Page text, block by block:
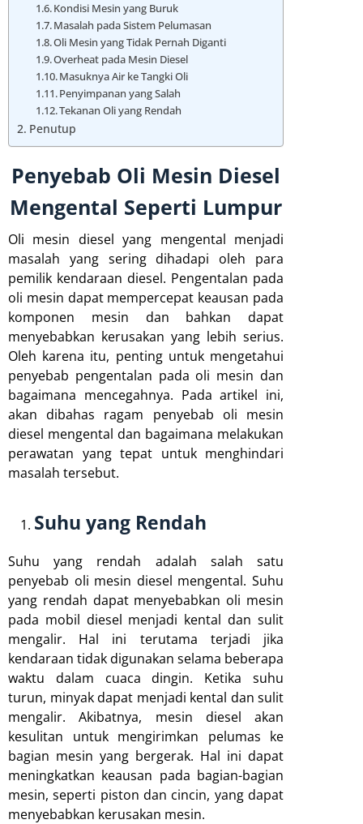
Kondisi Mesin yang Buruk
Masalah pada Sistem Pelumasan
Oli Mesin yang Tidak Pernah Diganti
Overheat pada Mesin Diesel
Masuknya Air ke Tangki Oli
Penyimpanan yang Salah
Tekanan Oli yang Rendah
Penutup
Penyebab Oli Mesin Diesel
Mengental Seperti Lumpur
Oli mesin diesel yang mengental menjadi
masalah yang sering dihadapi oleh para
pemilik kendaraan diesel. Pengentalan pada
oli mesin dapat mempercepat keausan pada
komponen mesin dan bahkan dapat
menyebabkan kerusakan yang lebih serius.
Oleh karena itu, penting untuk mengetahui
penyebab pengentalan pada oli mesin dan
bagaimana mencegahnya. Pada artikel ini,
akan dibahas ragam penyebab oli mesin
diesel mengental dan bagaimana melakukan
perawatan yang tepat untuk menghindari
masalah tersebut.
Suhu yang Rendah
Suhu yang rendah adalah salah satu
penyebab oli mesin diesel mengental. Suhu
yang rendah dapat menyebabkan oli mesin
pada mobil diesel menjadi kental dan sulit
mengalir. Hal ini terutama terjadi jika
kendaraan tidak digunakan selama beberapa
waktu dalam cuaca dingin. Ketika suhu
turun, minyak dapat menjadi kental dan sulit
mengalir. Akibatnya, mesin diesel akan
kesulitan untuk mengirimkan pelumas ke
bagian mesin yang bergerak. Hal ini dapat
meningkatkan keausan pada bagian-bagian
mesin, seperti piston dan cincin, yang dapat
menyebabkan kerusakan mesin.